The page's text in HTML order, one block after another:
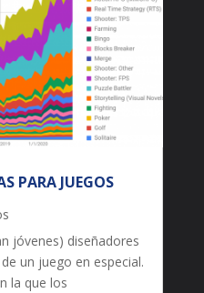
PARA JUEGOS
jóvenes) diseñadores
un juego en especial.
la que los